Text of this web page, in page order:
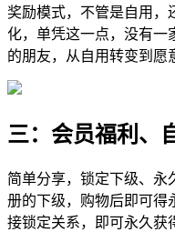
奖励模式，不管是自用，
化，单凭这一点，没有一
的朋友，从自用转变到愿
三：会员福利、
简单分享，锁定下级、永
册的下级，购物后即可得
接锁定关系，即可永久获